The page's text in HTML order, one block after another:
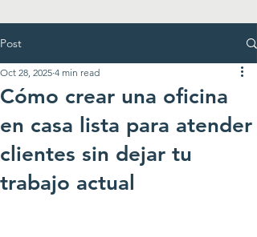
Post
Cómo crear una oficina
en casa lista para atender
clientes sin dejar tu
trabajo actual
Oct 28, 2025 4 min read